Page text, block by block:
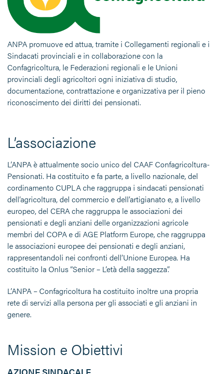
ANPA promuove ed attua, tramite i Collegamenti regionali e i
Sindacati provinciali e in collaborazione con la
Confagricoltura, le Federazioni regionali e le Unioni
provinciali degli agricoltori ogni iniziativa di studio,
documentazione, contrattazione e organizzativa per il pieno
riconoscimento dei diritti dei pensionati.
L’associazione
L’ANPA è attualmente socio unico del CAAF Confagricoltura-
Pensionati. Ha costituito e fa parte, a livello nazionale, del
cordinamento CUPLA che raggruppa i sindacati pensionati
dell’agricoltura, del commercio e dell’artigianato e, a livello
europeo, del CERA che raggruppa le associazioni dei
pensionati e degli anziani delle organizzazioni agricole
membri del COPA e di AGE Platform Europe, che raggruppa
le associazioni europee dei pensionati e degli anziani,
rappresentandoli nei confronti dell’Unione Europea. Ha
costituito la Onlus “Senior – L’età della saggezza”.
L’ANPA – Confagricoltura ha costituito inoltre una propria
rete di servizi alla persona per gli associati e gli anziani in
genere.
Mission e Obiettivi